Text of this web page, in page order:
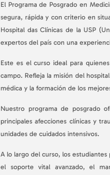
El Programa de Posgrado en
segura, rápida y con criterio en
Hospital das Clínicas de la USP
expertos del país con una
Este es el curso ideal para
campo. Refleja la misión del
médica y la formación de los
Nuestro programa de posgrado
principales afecciones clínicas y
unidades de cuidados intensivos.
A lo largo del curso, los
el soporte vital avanzado, el